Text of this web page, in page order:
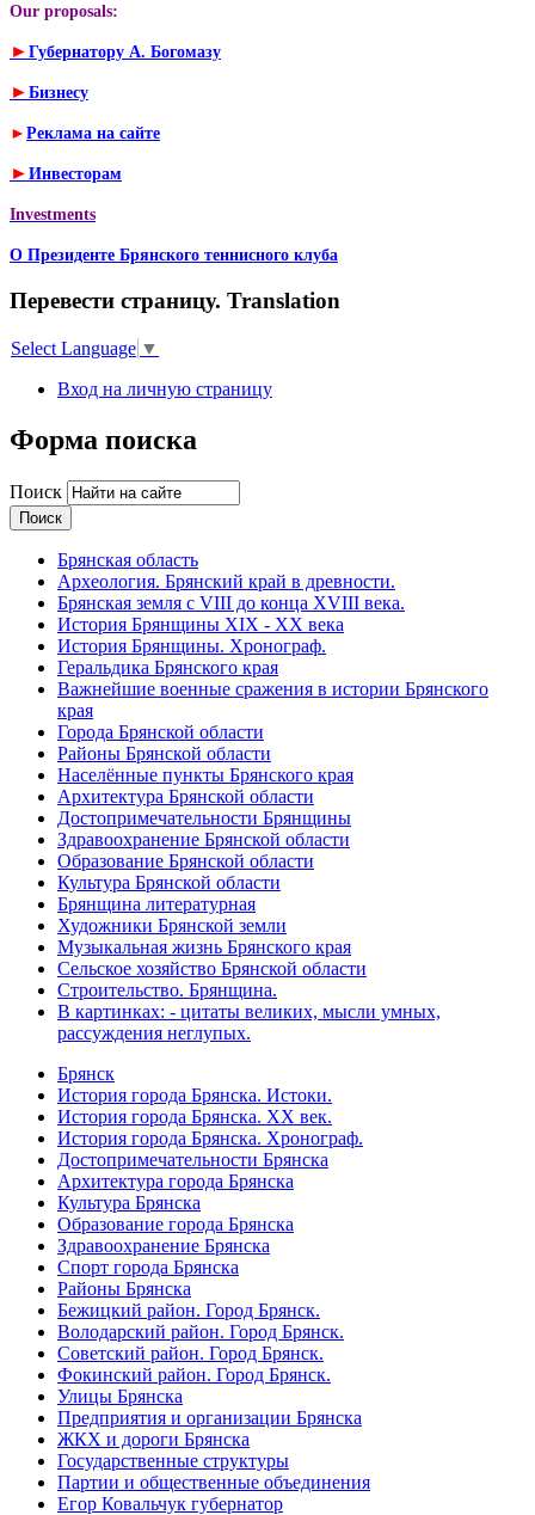
Our proposals:
► Губернатору А. Богомазу
► Бизнесу
► Реклама на сайте
► Инвесторам
Investments
О Президенте Брянского теннисного клуба
Перевести страницу. Translation
Select Language ▼
Вход на личную страницу
Форма поиска
Поиск
Брянская область
Археология. Брянский край в древности.
Брянская земля с VIII до конца XVIII века.
История Брянщины XIX - XX века
История Брянщины. Хронограф.
Геральдика Брянского края
Важнейшие военные сражения в истории Брянского
края
Города Брянской области
Районы Брянской области
Населённые пункты Брянского края
Архитектура Брянской области
Достопримечательности Брянщины
Здравоохранение Брянской области
Образование Брянской области
Культура Брянской области
Брянщина литературная
Художники Брянской земли
Музыкальная жизнь Брянского края
Сельское хозяйство Брянской области
Строительство. Брянщина.
В картинках: - цитаты великих, мысли умных,
рассуждения неглупых.
Брянск
История города Брянска. Истоки.
История города Брянска. XX век.
История города Брянска. Хронограф.
Достопримечательности Брянска
Архитектура города Брянска
Культура Брянска
Образование города Брянска
Здравоохранение Брянска
Спорт города Брянска
Районы Брянска
Бежицкий район. Город Брянск.
Володарский район. Город Брянск.
Советский район. Город Брянск.
Фокинский район. Город Брянск.
Улицы Брянска
Предприятия и организации Брянска
ЖКХ и дороги Брянска
Государственные структуры
Партии и общественные объединения
Егор Ковальчук губернатор